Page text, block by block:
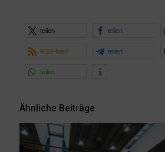
teilen teilen
RSS-feed teilen
teilen
Ähnliche Beiträge